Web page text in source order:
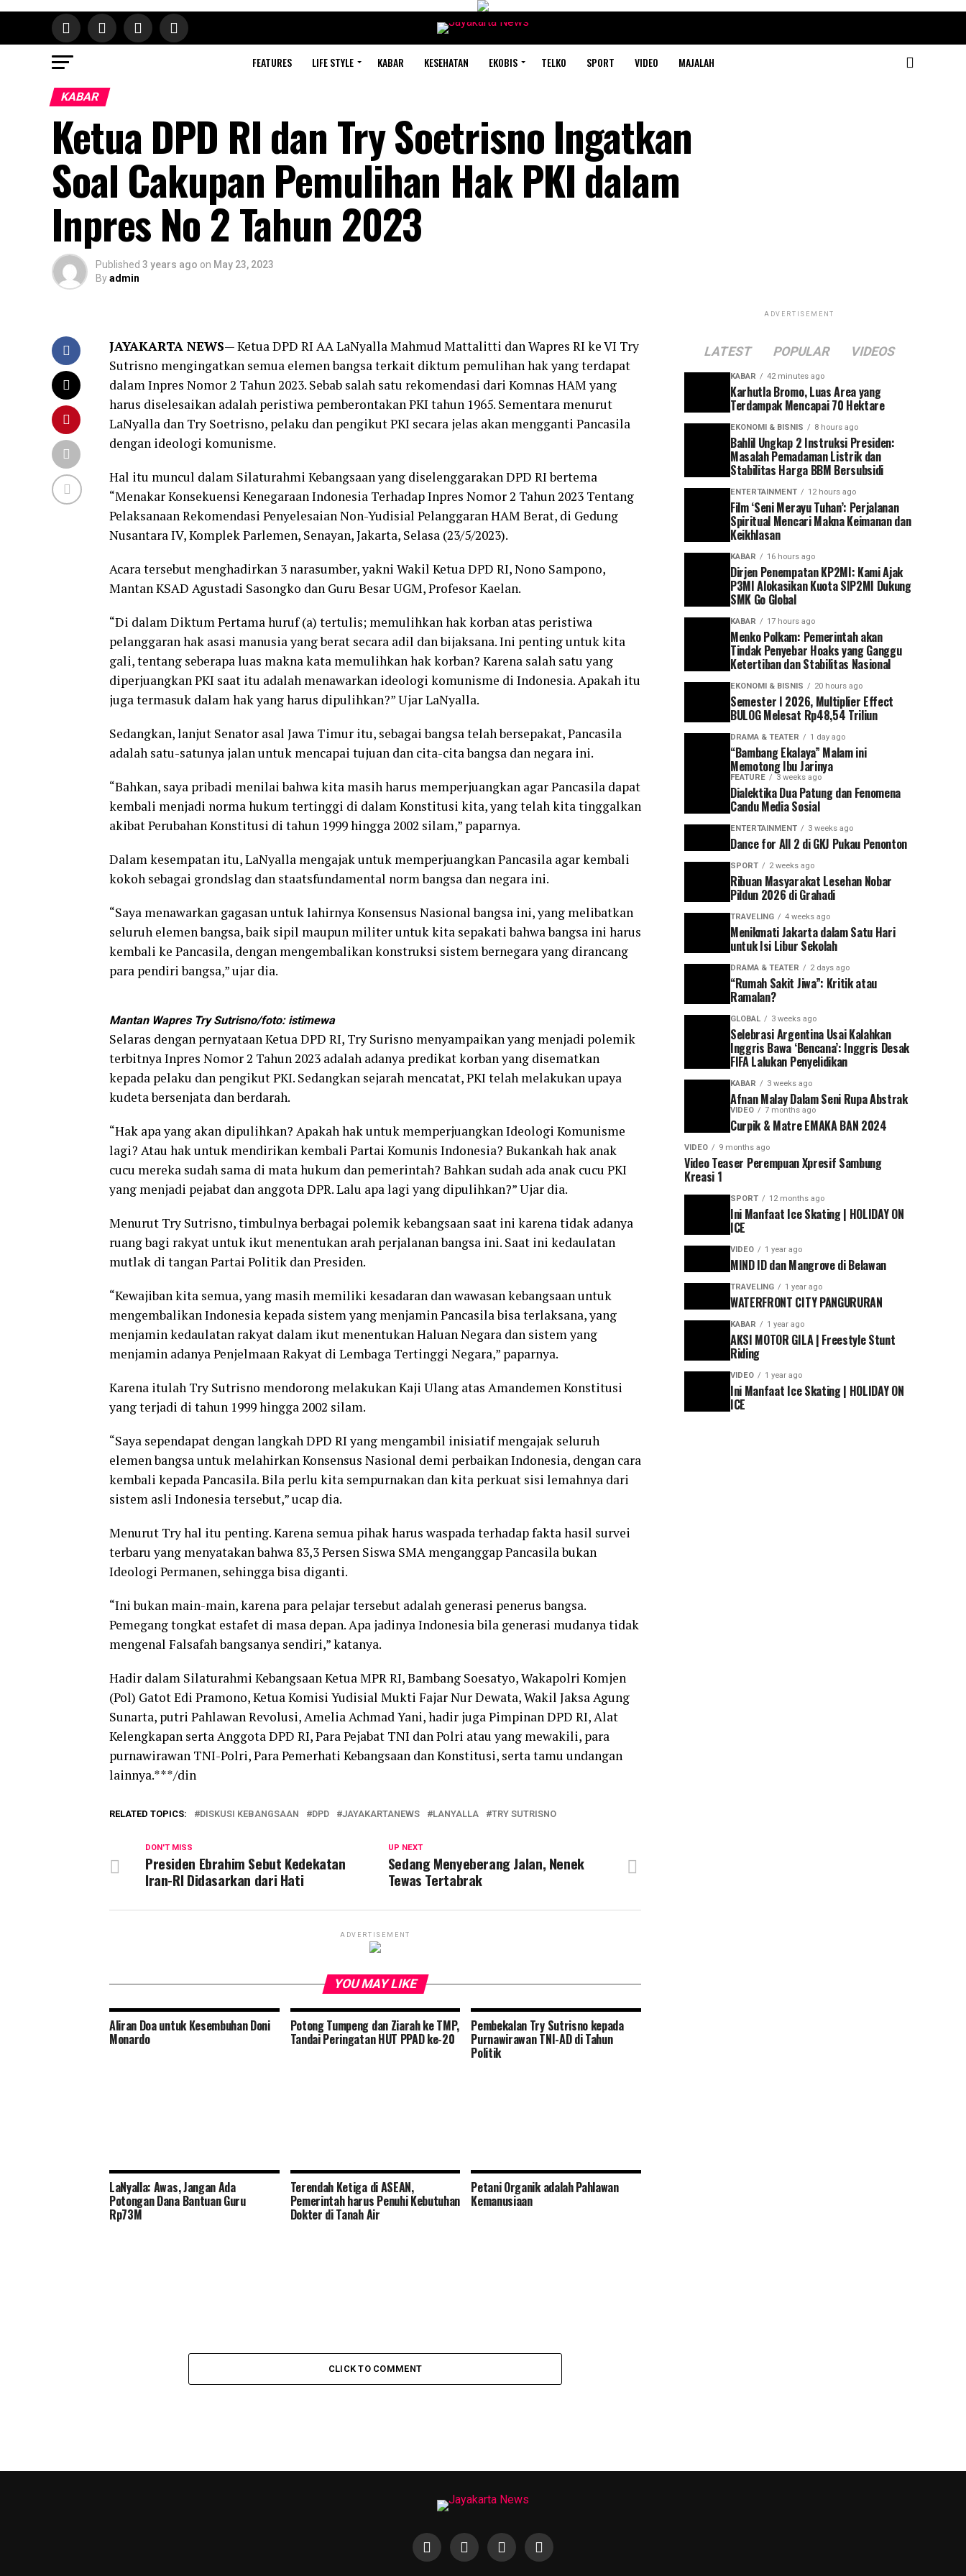
FEATURES LIFE STYLE KABAR KESEHATAN EKOBIS TELKO SPORT VIDEO MAJALAH
KABAR
Ketua DPD RI dan Try Soetrisno Ingatkan
Soal Cakupan Pemulihan Hak PKI dalam
Inpres No 2 Tahun 2023
Published 3 years ago on May 23, 2023
Byadmin
JAYAKARTA NEWS— Ketua DPD RI AA LaNyalla Mahmud Mattalitti dan Wapres RI ke VI Try
Sutrisno mengingatkan semua elemen bangsa terkait diktum pemulihan hak yang terdapat
dalam Inpres Nomor 2 Tahun 2023. Sebab salah satu rekomendasi dari Komnas HAM yang
harus diselesaikan adalah peristiwa pemberontakan PKI tahun 1965. Sementara menurut
LaNyalla dan Try Soetrisno, pelaku dan pengikut PKI secara jelas akan mengganti Pancasila
dengan ideologi komunisme.
Hal itu muncul dalam Silaturahmi Kebangsaan yang diselenggarakan DPD RI bertema
“Menakar Konsekuensi Kenegaraan Indonesia Terhadap Inpres Nomor 2 Tahun 2023 Tentang
Pelaksanaan Rekomendasi Penyelesaian Non-Yudisial Pelanggaran HAM Berat, di Gedung
Nusantara IV, Komplek Parlemen, Senayan, Jakarta, Selasa (23/5/2023).
Acara tersebut menghadirkan 3 narasumber, yakni Wakil Ketua DPD RI, Nono Sampono,
Mantan KSAD Agustadi Sasongko dan Guru Besar UGM, Profesor Kaelan.
“Di dalam Diktum Pertama huruf (a) tertulis; memulihkan hak korban atas peristiwa
pelanggaran hak asasi manusia yang berat secara adil dan bijaksana. Ini penting untuk kita
gali, tentang seberapa luas makna kata memulihkan hak korban? Karena salah satu yang
diperjuangkan PKI saat itu adalah menawarkan ideologi komunisme di Indonesia. Apakah itu
juga termasuk dalam hak yang harus dipulihkan?” Ujar LaNyalla.
Sedangkan, lanjut Senator asal Jawa Timur itu, sebagai bangsa telah bersepakat, Pancasila
adalah satu-satunya jalan untuk mencapai tujuan dan cita-cita bangsa dan negara ini.
“Bahkan, saya pribadi menilai bahwa kita masih harus memperjuangkan agar Pancasila dapat
kembali menjadi norma hukum tertinggi di dalam Konstitusi kita, yang telah kita tinggalkan
akibat Perubahan Konstitusi di tahun 1999 hingga 2002 silam,” paparnya.
Dalam kesempatan itu, LaNyalla mengajak untuk memperjuangkan Pancasila agar kembali
kokoh sebagai grondslag dan staatsfundamental norm bangsa dan negara ini.
“Saya menawarkan gagasan untuk lahirnya Konsensus Nasional bangsa ini, yang melibatkan
seluruh elemen bangsa, baik sipil maupun militer untuk kita sepakati bahwa bangsa ini harus
kembali ke Pancasila, dengan mengembalikan konstruksi sistem bernegara yang dirancang
para pendiri bangsa,” ujar dia.
Mantan Wapres Try Sutrisno/foto: istimewa
Selaras dengan pernyataan Ketua DPD RI, Try Surisno menyampaikan yang menjadi polemik
terbitnya Inpres Nomor 2 Tahun 2023 adalah adanya predikat korban yang disematkan
kepada pelaku dan pengikut PKI. Sedangkan sejarah mencatat, PKI telah melakukan upaya
kudeta bersenjata dan berdarah.
“Hak apa yang akan dipulihkan? Apakah hak untuk memperjuangkan Ideologi Komunisme
lagi? Atau hak untuk mendirikan kembali Partai Komunis Indonesia? Bukankah hak anak
cucu mereka sudah sama di mata hukum dan pemerintah? Bahkan sudah ada anak cucu PKI
yang menjadi pejabat dan anggota DPR. Lalu apa lagi yang dipulihkan?” Ujar dia.
Menurut Try Sutrisno, timbulnya berbagai polemik kebangsaan saat ini karena tidak adanya
ruang bagi rakyat untuk ikut menentukan arah perjalanan bangsa ini. Saat ini kedaulatan
mutlak di tangan Partai Politik dan Presiden.
“Kewajiban kita semua, yang masih memiliki kesadaran dan wawasan kebangsaan untuk
mengembalikan Indonesia kepada sistem yang menjamin Pancasila bisa terlaksana, yang
menjamin kedaulatan rakyat dalam ikut menentukan Haluan Negara dan sistem yang
menjamin adanya Penjelmaan Rakyat di Lembaga Tertinggi Negara,” paparnya.
Karena itulah Try Sutrisno mendorong melakukan Kaji Ulang atas Amandemen Konstitusi
yang terjadi di tahun 1999 hingga 2002 silam.
“Saya sependapat dengan langkah DPD RI yang mengambil inisiatif mengajak seluruh
elemen bangsa untuk melahirkan Konsensus Nasional demi perbaikan Indonesia, dengan cara
kembali kepada Pancasila. Bila perlu kita sempurnakan dan kita perkuat sisi lemahnya dari
sistem asli Indonesia tersebut,” ucap dia.
Menurut Try hal itu penting. Karena semua pihak harus waspada terhadap fakta hasil survei
terbaru yang menyatakan bahwa 83,3 Persen Siswa SMA menganggap Pancasila bukan
Ideologi Permanen, sehingga bisa diganti.
“Ini bukan main-main, karena para pelajar tersebut adalah generasi penerus bangsa.
Pemegang tongkat estafet di masa depan. Apa jadinya Indonesia bila generasi mudanya tidak
mengenal Falsafah bangsanya sendiri,” katanya.
Hadir dalam Silaturahmi Kebangsaan Ketua MPR RI, Bambang Soesatyo, Wakapolri Komjen
(Pol) Gatot Edi Pramono, Ketua Komisi Yudisial Mukti Fajar Nur Dewata, Wakil Jaksa Agung
Sunarta, putri Pahlawan Revolusi, Amelia Achmad Yani, hadir juga Pimpinan DPD RI, Alat
Kelengkapan serta Anggota DPD RI, Para Pejabat TNI dan Polri atau yang mewakili, para
purnawirawan TNI-Polri, Para Pemerhati Kebangsaan dan Konstitusi, serta tamu undangan
lainnya.***/din
RELATED TOPICS: DISKUSI KEBANGSAAN DPD JAYAKARTANEWS LANYALLA TRY SUTRISNO
UP NEXT
Sedang Menyeberang Jalan, Nenek
Tewas Tertabrak
DON'T MISS
Presiden Ebrahim Sebut Kedekatan
Iran-RI Didasarkan dari Hati
ADVERTISEMENT
YOU MAY LIKE
Aliran Doa untuk Kesembuhan Doni
Monardo
Potong Tumpeng dan Ziarah ke TMP,
Tandai Peringatan HUT PPAD ke-20
Pembekalan Try Sutrisno kepada
Purnawirawan TNI-AD di Tahun
Politik
LaNyalla: Awas, Jangan Ada
Potongan Dana Bantuan Guru
Rp73M
Terendah Ketiga di ASEAN,
Pemerintah harus Penuhi Kebutuhan
Dokter di Tanah Air
Petani Organik adalah Pahlawan
Kemanusiaan
CLICK TO COMMENT
ADVERTISEMENT
LATEST POPULAR VIDEOS
KABAR 42 minutes ago
Karhutla Bromo, Luas Area yang
Terdampak Mencapai 70 Hektare
EKONOMI & BISNIS 8 hours ago
Bahlil Ungkap 2 Instruksi Presiden:
Masalah Pemadaman Listrik dan
Stabilitas Harga BBM Bersubsidi
ENTERTAINMENT 12 hours ago
Film ‘Seni Merayu Tuhan’: Perjalanan
Spiritual Mencari Makna Keimanan dan
Keikhlasan
KABAR 16 hours ago
Dirjen Penempatan KP2MI: Kami Ajak
P3MI Alokasikan Kuota SIP2MI Dukung
SMK Go Global
KABAR 17 hours ago
Menko Polkam: Pemerintah akan
Tindak Penyebar Hoaks yang Ganggu
Ketertiban dan Stabilitas Nasional
EKONOMI & BISNIS 20 hours ago
Semester I 2026, Multiplier Effect
BULOG Melesat Rp48,54 Triliun
DRAMA & TEATER 1 day ago
“Bambang Ekalaya” Malam ini
Memotong Ibu Jarinya
FEATURE 3 weeks ago
Dialektika Dua Patung dan Fenomena
Candu Media Sosial
ENTERTAINMENT 3 weeks ago
Dance for All 2 di GKJ Pukau Penonton
SPORT 2 weeks ago
Ribuan Masyarakat Lesehan Nobar
Pildun 2026 di Grahadi
TRAVELING 4 weeks ago
Menikmati Jakarta dalam Satu Hari
untuk Isi Libur Sekolah
DRAMA & TEATER 2 days ago
“Rumah Sakit Jiwa”: Kritik atau
Ramalan?
GLOBAL 3 weeks ago
Selebrasi Argentina Usai Kalahkan
Inggris Bawa ‘Bencana’: Inggris Desak
FIFA Lalukan Penyelidikan
KABAR 3 weeks ago
Afnan Malay Dalam Seni Rupa Abstrak
VIDEO 7 months ago
Curpik & Matre EMAKA BAN 2024
VIDEO 9 months ago
Video Teaser Perempuan Xpresif Sambung
Kreasi 1
SPORT 12 months ago
Ini Manfaat Ice Skating | HOLIDAY ON
ICE
VIDEO 1 year ago
MIND ID dan Mangrove di Belawan
TRAVELING 1 year ago
WATERFRONT CITY PANGURURAN
KABAR 1 year ago
AKSI MOTOR GILA | Freestyle Stunt
Riding
VIDEO 1 year ago
Ini Manfaat Ice Skating | HOLIDAY ON
ICE